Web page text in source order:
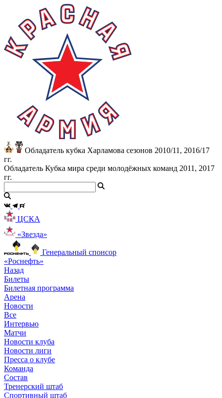
Обладатель кубка Харламова сезонов 2010/11, 2016/17
гг.
Обладатель Кубка мира среди молодёжных команд 2011, 2017
гг.
ЦСКА
«Звезда»
Генеральный спонсор
«Роснефть»
Назад
Билеты
Билетная программа
Арена
Новости
Все
Интервью
Матчи
Новости клуба
Новости лиги
Пресса о клубе
Команда
Состав
Тренерский штаб
Спортивный штаб